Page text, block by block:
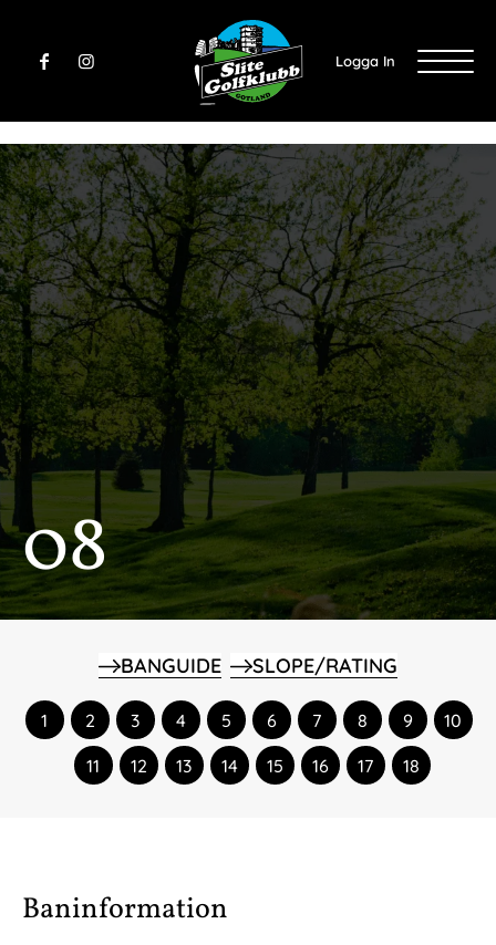
Logga In
08
BANGUIDE SLOPE/RATING
1 2 3 4 5 6 7 8 9 10
11 12 13 14 15 16 17 18
Baninformation